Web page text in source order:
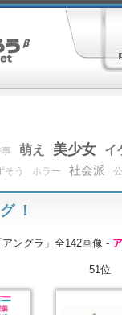
萌え 美少女 イ
そう ホラー 社会派
！
アングラ」全142画像 -
51位